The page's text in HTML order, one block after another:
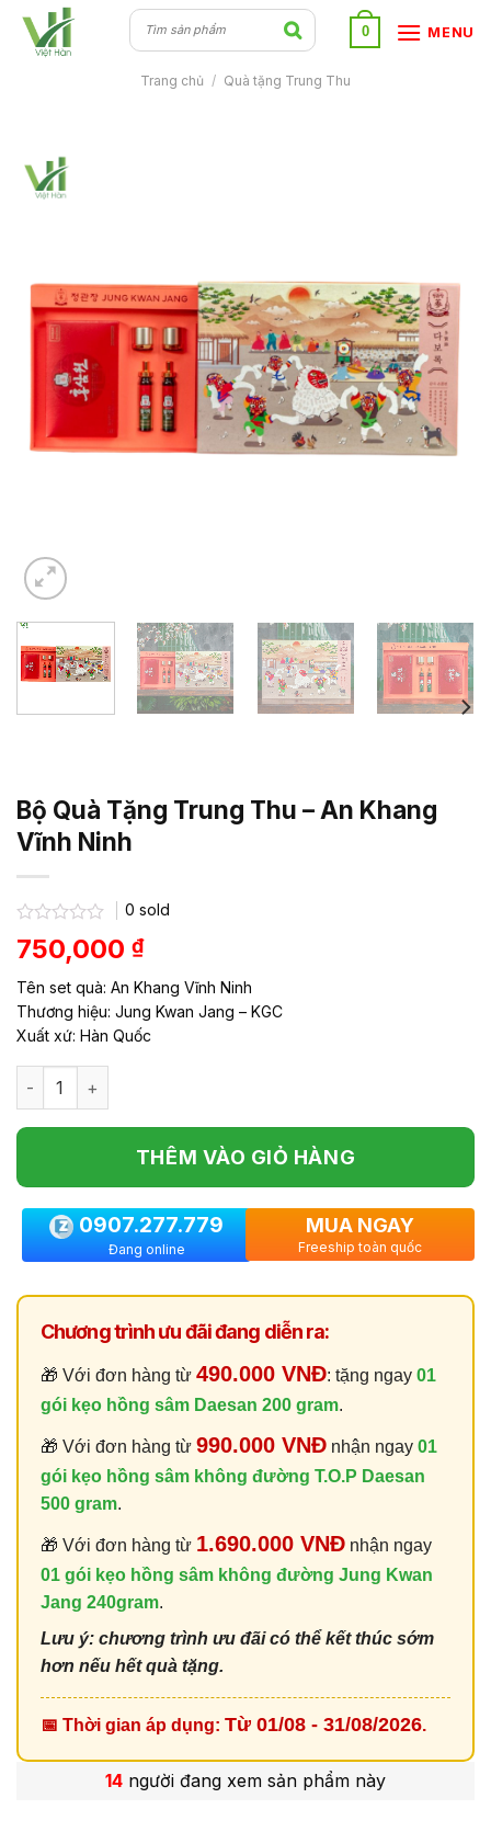
Skip
0 MENU
Trang chủ / Quà tặng Trung Thu
Bộ Quà Tặng Trung Thu – An Khang
Vĩnh Ninh
Được
xếp
0.0
5
0 sold
750,000 ₫
Tên set quà: An Khang Vĩnh Ninh
Thương hiệu: Jung Kwan Jang – KGC
Xuất xứ: Hàn Quốc
Số lượng
THÊM VÀO GIỎ HÀNG
0907.277.779
Đang online
MUA NGAY
Freeship toàn quốc
Chương trình ưu đãi đang diễn ra:
🎁 Với đơn hàng từ 490.000 VNĐ: tặng ngay 01
gói kẹo hồng sâm Daesan 200 gram.
🎁 Với đơn hàng từ 990.000 VNĐ nhận ngay 01
gói kẹo hồng sâm không đường T.O.P Daesan
500 gram.
🎁 Với đơn hàng từ 1.690.000 VNĐ nhận ngay
01 gói kẹo hồng sâm không đường Jung Kwan
Jang 240gram.
Lưu ý: chương trình ưu đãi có thể kết thúc sớm
hơn nếu hết quà tặng.
📅 Thời gian áp dụng: Từ 01/08 - 31/08/2026.
14 người đang xem sản phẩm này